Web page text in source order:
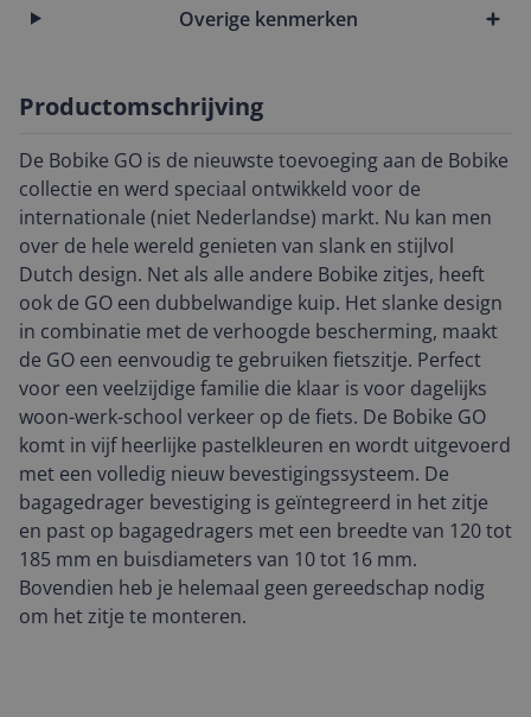
Overige kenmerken
Productomschrijving
De Bobike GO is de nieuwste toevoeging aan de Bobike
collectie en werd speciaal ontwikkeld voor de
internationale (niet Nederlandse) markt. Nu kan men
over de hele wereld genieten van slank en stijlvol
Dutch design. Net als alle andere Bobike zitjes, heeft
ook de GO een dubbelwandige kuip. Het slanke design
in combinatie met de verhoogde bescherming, maakt
de GO een eenvoudig te gebruiken fietszitje. Perfect
voor een veelzijdige familie die klaar is voor dagelijks
woon-werk-school verkeer op de fiets. De Bobike GO
komt in vijf heerlijke pastelkleuren en wordt uitgevoerd
met een volledig nieuw bevestigingssysteem. De
bagagedrager bevestiging is geïntegreerd in het zitje
en past op bagagedragers met een breedte van 120 tot
185 mm en buisdiameters van 10 tot 16 mm.
Bovendien heb je helemaal geen gereedschap nodig
om het zitje te monteren.